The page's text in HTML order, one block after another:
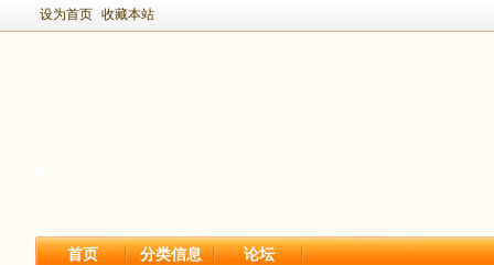
设为首页 收藏本站
首页 分类信息 论坛